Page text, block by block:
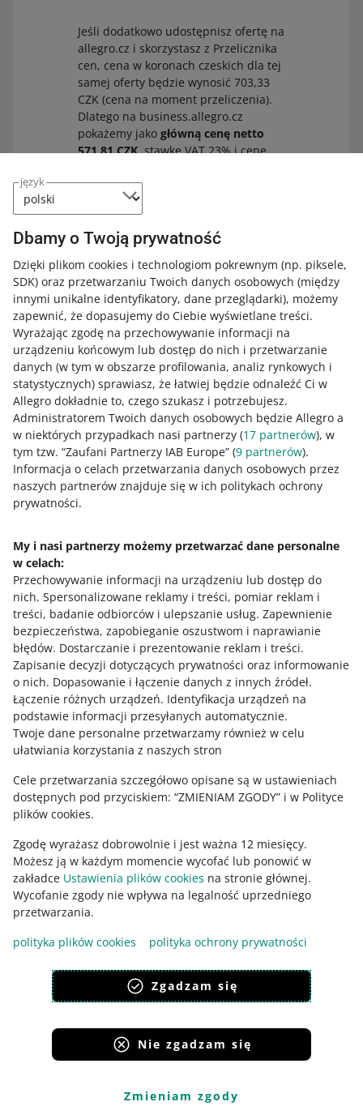
język
Dbamy o Twoją prywatność
Dzięki plikom cookies i technologiom pokrewnym (np. piksele,
SDK) oraz przetwarzaniu Twoich danych osobowych (między
innymi unikalne identyfikatory, dane przeglądarki), możemy
zapewnić, że dopasujemy do Ciebie wyświetlane treści.
Wyrażając zgodę na przechowywanie informacji na
urządzeniu końcowym lub dostęp do nich i przetwarzanie
danych (w tym w obszarze profilowania, analiz rynkowych i
statystycznych) sprawiasz, że łatwiej będzie odnaleźć Ci w
Allegro dokładnie to, czego szukasz i potrzebujesz.
Administratorem Twoich danych osobowych będzie Allegro a
w niektórych przypadkach nasi partnerzy (17 partnerów), w
tym tzw. “Zaufani Partnerzy IAB Europe” (9 partnerów).
Informacja o celach przetwarzania danych osobowych przez
naszych partnerów znajduje się w ich politykach ochrony
prywatności.
My i nasi partnerzy możemy przetwarzać dane personalne
w celach:
Przechowywanie informacji na urządzeniu lub dostęp do
nich. Spersonalizowane reklamy i treści, pomiar reklam i
treści, badanie odbiorców i ulepszanie usług. Zapewnienie
bezpieczeństwa, zapobieganie oszustwom i naprawianie
błędów. Dostarczanie i prezentowanie reklam i treści.
Zapisanie decyzji dotyczących prywatności oraz informowanie
o nich. Dopasowanie i łączenie danych z innych źródeł.
Łączenie różnych urządzeń. Identyfikacja urządzeń na
podstawie informacji przesyłanych automatycznie.
Twoje dane personalne przetwarzamy również w celu
ułatwiania korzystania z naszych stron
Cele przetwarzania szczegółowo opisane są w ustawieniach
dostępnych pod przyciskiem: “ZMIENIAM ZGODY” i w Polityce
plików cookies.
Zgodę wyrażasz dobrowolnie i jest ważna 12 miesięcy.
Możesz ją w każdym momencie wycofać lub ponowić w
zakładce Ustawienia plików cookies na stronie głównej.
Wycofanie zgody nie wpływa na legalność uprzedniego
przetwarzania.
polityka plików cookies
polityka ochrony prywatności
Zgadzam się
Nie zgadzam się
Zmieniam zgody
Jeśli dodatkowo udostępnisz ofertę na
allegro.cz i skorzystasz z Przelicznika
cen, cena w koronach czeskich dla tej
samej oferty będzie wynosić 703,33
CZK (cena na moment przeliczenia).
Dlatego na business.allegro.cz
pokażemy jako główną cenę netto
571,81 CZK, stawkę VAT 23% i cenę
Jak możesz kupować na Allegro
Business
Chcesz skorzystać z opcji przeznaczonych dla
przedsiębiorców i robić korzystne zakupy firmowe?
Dowiedz się,jak kupować na Allegro Business.
Czas czytania: 2 min.
Jak przygotować dodatkowe
biznesowych
W formularzu wystawiania możesz
zaznaczyć, że udostępniasz zakupy w
ofercie tylko klientom biznesowym - z
kontem firmowym. Twoja oferta będzie przy
tym widoczna tylko na Allegro Business.
Jeśli maszkonto firmowe, możesz przygotować
dodatkowe oferty przeznaczone tylko dla kupujących
przedsiębiorców. Dzięki temu możesz zaoferować
fakturę.
Na czym to polega
Jeśli chcesz, aby Twoja oferta była widoczna tylko na
Allegro Business, podczas wystawiania oferty:
marża lub faktura bez VAT
klienci biznesowi
w przypadku faktury VAT, uzupełnij tę stawkę.
Wtedy taką ofertę pokażemy wyłącznie na Allegro
Business (business.allegro.pl lub business.allegro.cz).
Oferta dla biznesu jest przeznaczona wyłącznie dla